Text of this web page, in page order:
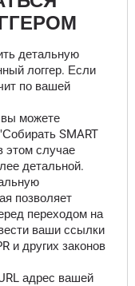
детальную
логгер. Если
по вашей
вы можете
SMART
этом случае
детальной.
позволяет
переходом на
ваши ссылки
и других законов
адрес вашей